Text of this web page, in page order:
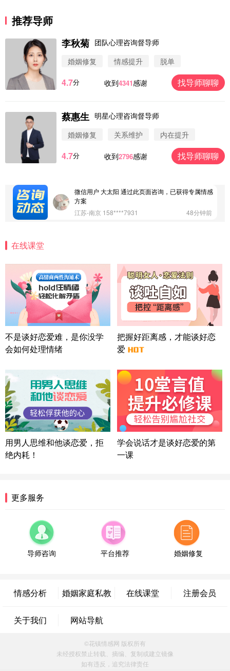
推荐导师
李秋菊 团队心理咨询督导师
婚姻修复
情感提升 脱单
4.7分 收到4341感谢 找导师聊聊
蔡惠生 明星心理咨询督导师
婚姻修复
关系维护 内在提升
4.7分 收到2796感谢 找导师聊聊
微信用户 圆圈 通过此页面咨询，已获得专属情感方
案
微信用户 Vnno 通过此页面咨询，已获得专属情感方
微信用户 大太阳 通过此页面咨询，已获得专属情感
方案
江苏-南京 158****7931
48分钟前
情感方案
北京-朝阳 151****3189
22分钟前
微信用户 巧?媚儿 通过此页面咨询，已获得专属情感
方案
上海-浦东 177****9074
56分钟前
微信用户 Liberty 通过此页面咨询，已获得专属情感
方案
广东-广州 188****5632
湖北-武汉 135****7410
41分钟前
微信用户 困困魚? 通过此页面咨询，已获得专属情感
方案
陕西-西安 139****6283
3分钟前
情感方案
浙江-宁波 150****8921
福建-厦门 159****4462
53分钟前
微信用户 凌乱小羊 通过此页面咨询，已获得专属情
辽宁-大连 176****2843
39分钟前
属情感方案
微信用户 墨笙 通过此页面咨询，已获得专属情感方
案
江苏-苏州 188****5187
在线课堂
不是谈好恋爱难，是你没学
会如何处理情绪
把握好距离感，才能谈好恋
爱
用男人思维和他谈恋爱，拒
绝内耗！
学会说话才是谈好恋爱的第
一课
更多服务
导师咨询 平台推荐 婚姻修复
情感分析 婚姻家庭私教 在线课堂 注册会员
关于我们 网站导航
©花镇情感网 版权所有
未经授权禁止转载、摘编、复制或建立镜像
如有违反，追究法律责任